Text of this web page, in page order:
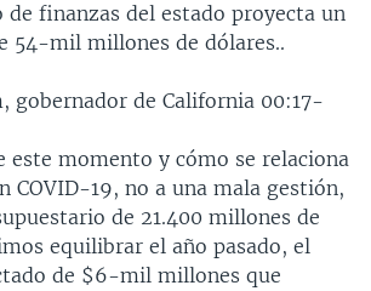
de finanzas del estado proyecta un
54-mil millones de dólares..
gobernador de California 00:17-
este momento y cómo se relaciona
COVID-19, no a una mala gestión,
de 21.400 millones de
equilibrar el año pasado, el
de $6-mil millones que